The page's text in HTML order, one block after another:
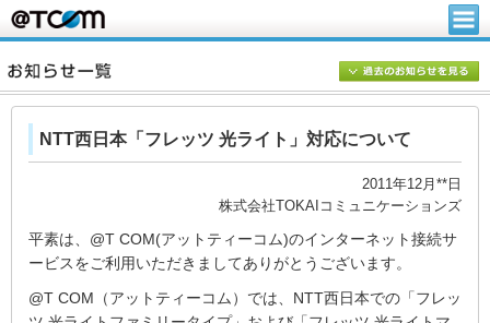
NTT西日本「フレッツ 光ライト」対応について
2011年12月**日
株式会社TOKAIコミュニケーションズ
平素は、@T COM(アットティーコム)のインターネット接続サ
ービスをご利用いただきましてありがとうございます。
@T COM（アットティーコム）では、NTT西日本での「フレッ